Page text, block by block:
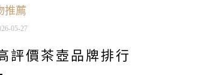
推薦
05-27
評價茶壺品牌排行